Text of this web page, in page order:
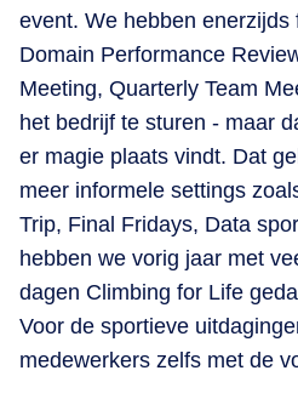
event. We hebben
Domain Performance
Meeting, Quarterly Team
het bedrijf te sturen - maar
er magie plaats vindt. Dat
meer informele settings
Trip, Final Fridays, Data
hebben we vorig jaar met
dagen Climbing for Life
Voor de sportieve
medewerkers zelfs met de